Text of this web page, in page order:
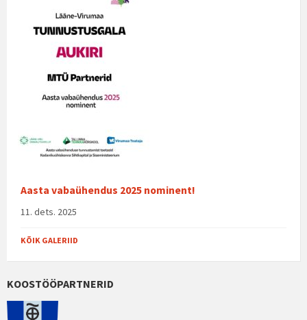
Aasta vabaühendus 2025 nominent!
11. dets. 2025
KÕIK GALERIID
KOOSTÖÖPARTNERID